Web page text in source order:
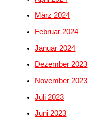
März 2024
Februar 2024
Januar 2024
Dezember 2023
November 2023
Juli 2023
Juni 2023